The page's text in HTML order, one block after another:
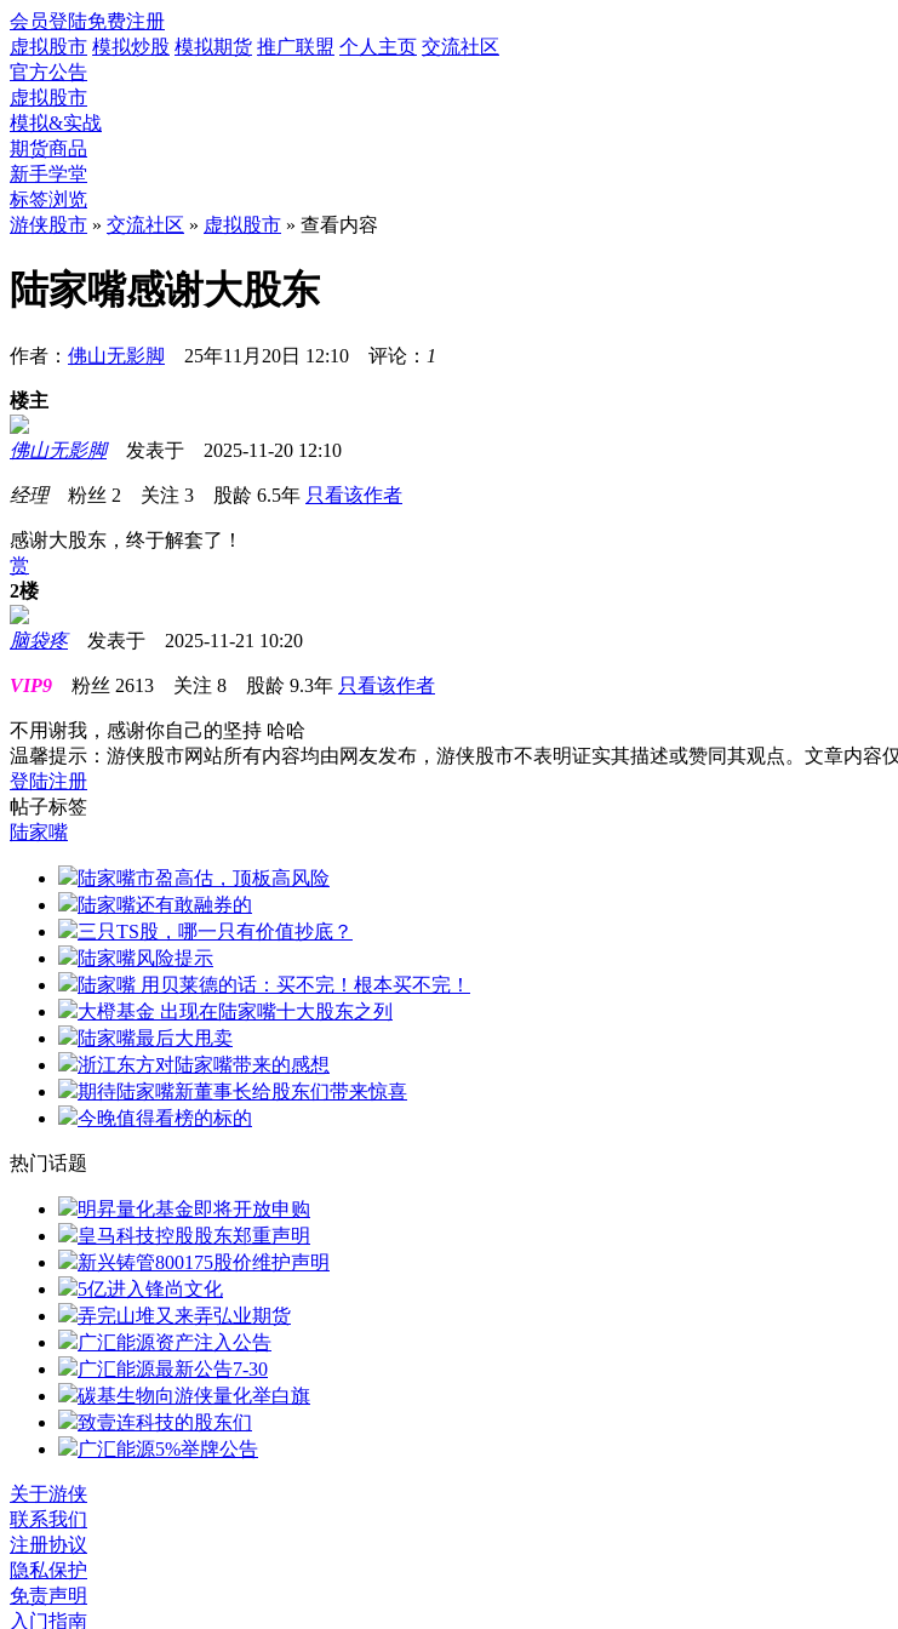
会员登陆免费注册
虚拟股市 模拟炒股 模拟期货 推广联盟 个人主页 交流社区
官方公告
虚拟股市
模拟&实战
期货商品
新手学堂
标签浏览
游侠股市 » 交流社区 » 虚拟股市 » 查看内容
陆家嘴感谢大股东
作者： 佛山无影脚 25年11月20日 12:10 评论： 1
楼主
佛山无影脚发表于 2025-11-20 12:10
经理粉丝 2 关注 3 股龄 6.5年 只看该作者
感谢大股东，终于解套了！
赏
2楼
脑袋疼发表于 2025-11-21 10:20
VIP9 粉丝 2613 关注 8 股龄 9.3年 只看该作者
不用谢我，感谢你自己的坚持 哈哈
温馨提示：游侠股市网站所有内容均由网友发布，游侠股市不表明证实其描述或赞同其观点。文章内容
登陆注册
帖子标签
陆家嘴
陆家嘴市盈高估，顶板高风险
陆家嘴还有敢融券的
三只TS股，哪一只有价值抄底？
陆家嘴风险提示
陆家嘴 用贝莱德的话：买不完！根本买不完！
大橙基金 出现在陆家嘴十大股东之列
陆家嘴最后大甩卖
浙江东方对陆家嘴带来的感想
期待陆家嘴新董事长给股东们带来惊喜
今晚值得看榜的标的
热门话题
明昇量化基金即将开放申购
皇马科技控股股东郑重声明
新兴铸管800175股价维护声明
5亿进入锋尚文化
弄完山堆又来弄弘业期货
广汇能源资产注入公告
广汇能源最新公告7-30
碳基生物向游侠量化举白旗
致壹连科技的股东们
广汇能源5%举牌公告
关于游侠
联系我们
注册协议
隐私保护
免责声明
入门指南